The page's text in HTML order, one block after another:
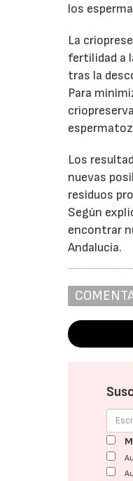
los
La
fertilidad a
tras la
Para
Los
nuevas
residuos
Según
encontrar
Andalucía.